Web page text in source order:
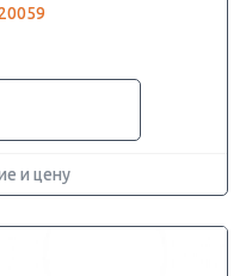
и цену